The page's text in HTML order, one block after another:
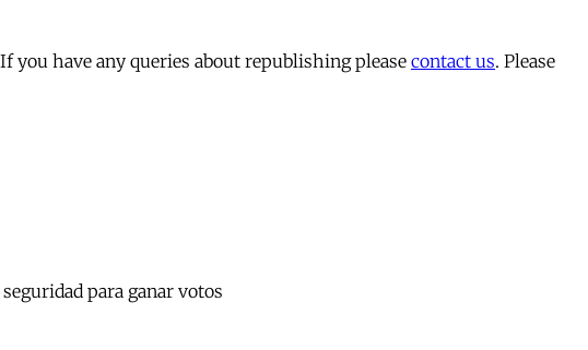
you have any queries about republishing please contact us. Please
para ganar votos